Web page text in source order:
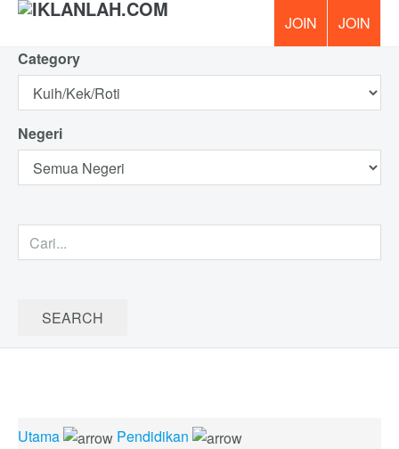
Category
Negeri
Utama
Pendidikan